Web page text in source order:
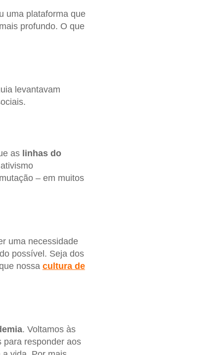
uma plataforma que
profundo. O que
levantavam
as linhas do
– em muitos
uma necessidade
possível. Seja dos
nossa cultura de
. Voltamos às
para responder aos